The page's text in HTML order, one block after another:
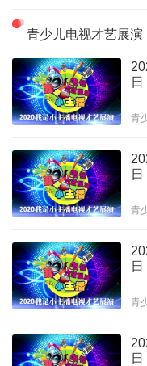
青少儿电视才艺展演
日
青
日
青
日
青
日